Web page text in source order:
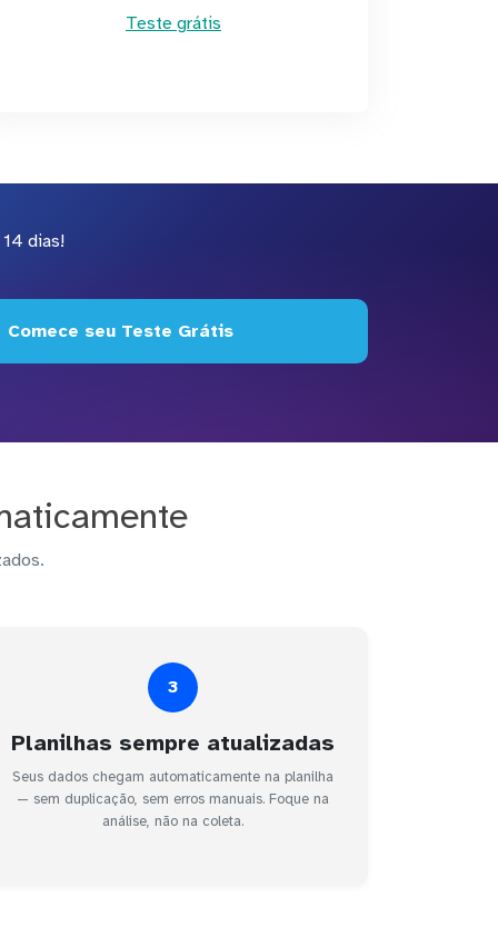
Teste grátis
dias!
Comece seu Teste Grátis
3
Planilhas sempre atualizadas
Seus dados chegam automaticamente na planilha
— sem duplicação, sem erros manuais. Foque na
análise, não na coleta.